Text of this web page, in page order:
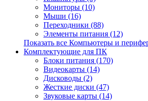
Мониторы (10)
Мыши (16)
Переходники (88)
Элементы питания (12)
Показать все Компьютеры и
Комплектующие для ПК
Блоки питания (170)
Видеокарты (14)
Дисководы (2)
Жесткие диски (47)
Звуковые карты (14)